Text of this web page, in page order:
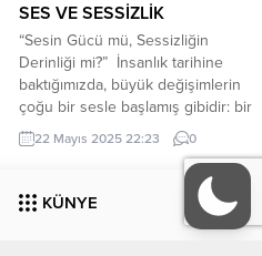
SES VE SESSİZLİK
“Sesin Gücü mü, Sessizliğin
Derinliği mi?” İnsanlık tarihine
baktığımızda, büyük değişimlerin
çoğu bir sesle başlamış gibidir: bir
konuşma, bir haykırış, bir şiir…
Fakat o sesin arkasında, çoğu
zaman uzun bir sessiz bekleyiş
vardır. O söz, suskun geçen yılların,
içe atılmış düşüncelerin, derin
22 Mayıs 2025 22:23 0
KÜNYE